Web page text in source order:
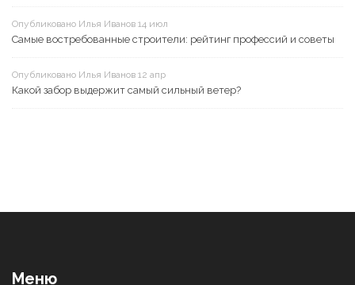
Опубликовано Илья Иванов 14 июл
Самые востребованные строители: рейтинг профессий и советы
Опубликовано Илья Иванов 12 апр
Какой забор выдержит самый сильный ветер?
Меню